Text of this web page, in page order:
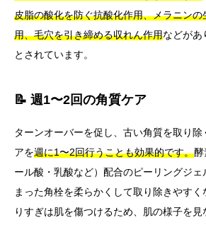
皮脂の酸化を防ぐ抗酸化作用、メラニン
用、毛穴を引き締める収れん作用などがあ
とされています。
📝 週1〜2回の角質ケア
ターンオーバーを促し、古い角質を取り
アを週に1〜2回行うことも効果的です。酵
ール酸・乳酸など）配合のピーリングジ
まった角栓を柔らかくして取り除きやす
りすぎは肌を傷つけるため、肌の様子を